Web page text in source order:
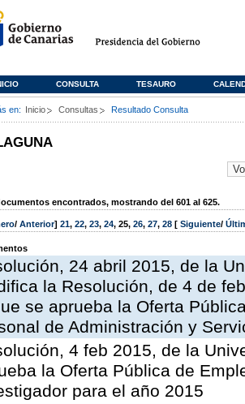
CONSULTA TESAURO
en: Inicio Consultas Resultado Consulta
encontrados, mostrando del 601 al 625.
/ Anterior] 21, 22, 23, 24, 25, 26, 27, 28 [ Siguiente/
24 abril 2015, de la
la Resolución, de 4 de
se aprueba la Oferta
de Administración y
4 feb 2015, de la
la Oferta Pública de
para el año 2015